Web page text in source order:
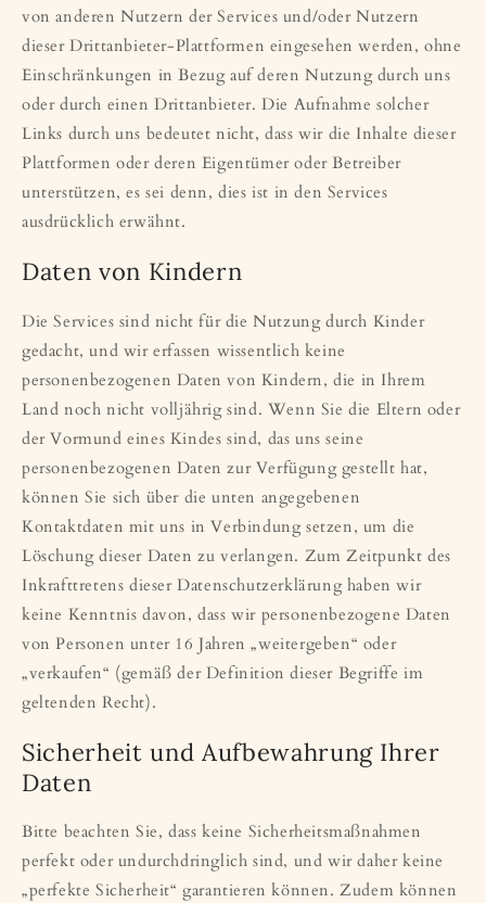
von anderen Nutzern der Services und/oder Nutzern
dieser Drittanbieter-Plattformen eingesehen werden, ohne
Einschränkungen in Bezug auf deren Nutzung durch uns
oder durch einen Drittanbieter. Die Aufnahme solcher
Links durch uns bedeutet nicht, dass wir die Inhalte dieser
Plattformen oder deren Eigentümer oder Betreiber
unterstützen, es sei denn, dies ist in den Services
ausdrücklich erwähnt.
Daten von Kindern
Die Services sind nicht für die Nutzung durch Kinder
gedacht, und wir erfassen wissentlich keine
personenbezogenen Daten von Kindern, die in Ihrem
Land noch nicht volljährig sind. Wenn Sie die Eltern oder
der Vormund eines Kindes sind, das uns seine
personenbezogenen Daten zur Verfügung gestellt hat,
können Sie sich über die unten angegebenen
Kontaktdaten mit uns in Verbindung setzen, um die
Löschung dieser Daten zu verlangen. Zum Zeitpunkt des
Inkrafttretens dieser Datenschutzerklärung haben wir
keine Kenntnis davon, dass wir personenbezogene Daten
von Personen unter 16 Jahren „weitergeben“ oder
„verkaufen“ (gemäß der Definition dieser Begriffe im
geltenden Recht).
Sicherheit und Aufbewahrung Ihrer
Daten
Bitte beachten Sie, dass keine Sicherheitsmaßnahmen
perfekt oder undurchdringlich sind, und wir daher keine
„perfekte Sicherheit“ garantieren können. Zudem können